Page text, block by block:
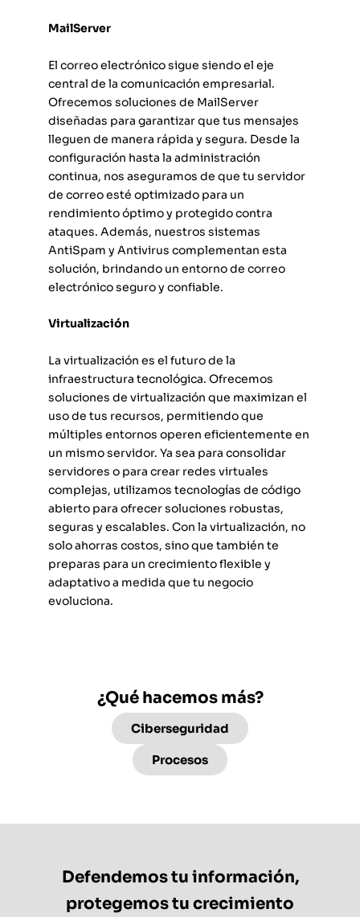
MailServer
El correo electrónico sigue siendo el eje
central de la comunicación empresarial.
Ofrecemos soluciones de MailServer
diseñadas para garantizar que tus mensajes
lleguen de manera rápida y segura. Desde la
configuración hasta la administración
continua, nos aseguramos de que tu servidor
de correo esté optimizado para un
rendimiento óptimo y protegido contra
ataques. Además, nuestros sistemas
AntiSpam y Antivirus complementan esta
solución, brindando un entorno de correo
electrónico seguro y confiable.
Virtualización
La virtualización es el futuro de la
infraestructura tecnológica. Ofrecemos
soluciones de virtualización que maximizan el
uso de tus recursos, permitiendo que
múltiples entornos operen eficientemente en
un mismo servidor. Ya sea para consolidar
servidores o para crear redes virtuales
complejas, utilizamos tecnologías de código
abierto para ofrecer soluciones robustas,
seguras y escalables. Con la virtualización, no
solo ahorras costos, sino que también te
preparas para un crecimiento flexible y
adaptativo a medida que tu negocio
evoluciona.
¿Qué hacemos más?
Ciberseguridad
Procesos
Defendemos tu información,
protegemos tu crecimiento